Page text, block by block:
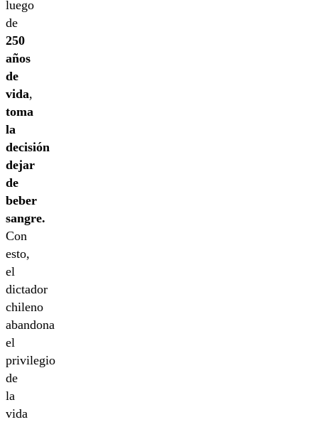
luego
de
250
años
de
vida,
toma
la
decisión
dejar
de
beber
sangre.
Con
esto,
el
dictador
chileno
abandona
el
privilegio
de
la
vida